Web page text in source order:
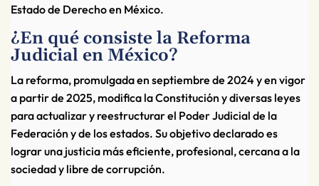
Estado de Derecho en México.
¿En qué consiste la Reforma
Judicial en México?
La reforma, promulgada en septiembre de 2024 y en vigor
a partir de 2025, modifica la Constitución y diversas leyes
para actualizar y reestructurar el Poder Judicial de la
Federación y de los estados. Su objetivo declarado es
lograr una justicia más eficiente, profesional, cercana a la
sociedad y libre de corrupción.